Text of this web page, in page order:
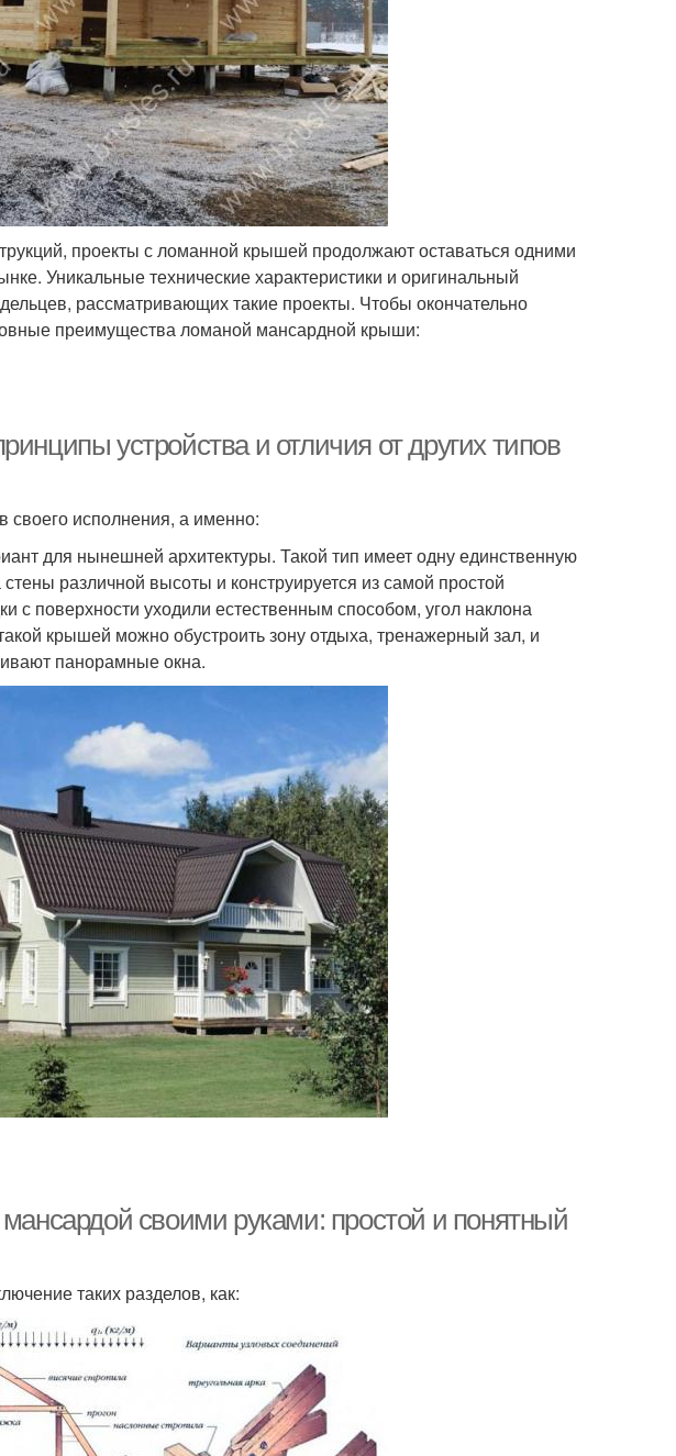
проекты с ломанной крышей продолжают оставаться одними
Уникальные технические характеристики и оригинальный
рассматривающих такие проекты. Чтобы окончательно
преимущества ломаной мансардной крыши:
устройства и отличия от других типов
своего исполнения, а именно:
для нынешней архитектуры. Такой тип имеет одну единственную
различной высоты и конструируется из самой простой
с поверхности уходили естественным способом, угол наклона
крышей можно обустроить зону отдыха, тренажерный зал, и
панорамные окна.
своими руками: простой и понятный
таких разделов, как: